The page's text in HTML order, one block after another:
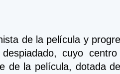
de la película y
cuyo
de la película, dotada